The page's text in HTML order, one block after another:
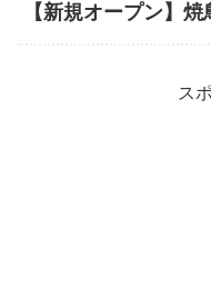
【新規オープン】
ス